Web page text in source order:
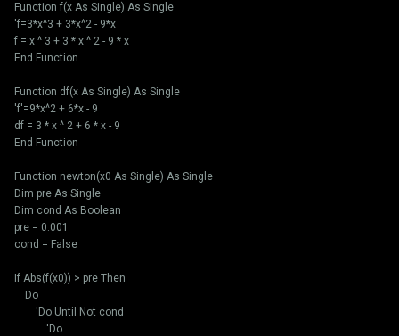
Function f(x As Single) As Single
'f=3*x^3 + 3*x^2 - 9*x
f = x ^ 3 + 3 * x ^ 2 - 9 * x
End Function
Function df(x As Single) As Single
'f'=9*x^2 + 6*x - 9
df = 3 * x ^ 2 + 6 * x - 9
End Function
Function newton(x0 As Single) As Single
Dim pre As Single
Dim cond As Boolean
pre = 0.001
cond = False
If Abs(f(x0)) > pre Then
Do
'Do Until Not cond
'Do